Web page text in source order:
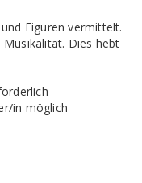
Figuren vermittelt.
Dies hebt
in möglich